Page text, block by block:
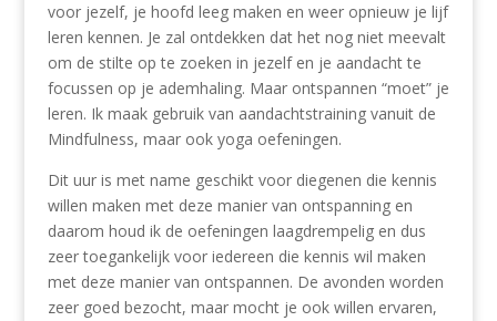
voor jezelf, je hoofd leeg maken en weer opnieuw je lijf
leren kennen. Je zal ontdekken dat het nog niet meevalt
om de stilte op te zoeken in jezelf en je aandacht te
focussen op je ademhaling. Maar ontspannen “moet” je
leren. Ik maak gebruik van aandachtstraining vanuit de
Mindfulness, maar ook yoga oefeningen.
Dit uur is met name geschikt voor diegenen die kennis
willen maken met deze manier van ontspanning en
daarom houd ik de oefeningen laagdrempelig en dus
zeer toegankelijk voor iedereen die kennis wil maken
met deze manier van ontspannen. De avonden worden
zeer goed bezocht, maar mocht je ook willen ervaren,